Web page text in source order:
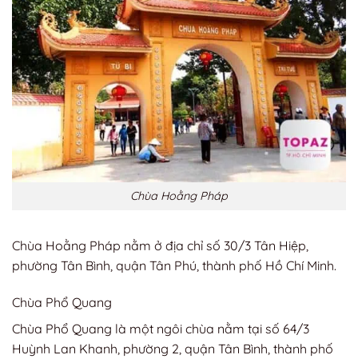
Chùa Hoằng Pháp
Chùa Hoằng Pháp nằm ở địa chỉ số 30/3 Tân Hiệp,
phường Tân Bình, quận Tân Phú, thành phố Hồ Chí Minh.
Chùa Phổ Quang
Chùa Phổ Quang là một ngôi chùa nằm tại số 64/3
Huỳnh Lan Khanh, phường 2, quận Tân Bình, thành phố